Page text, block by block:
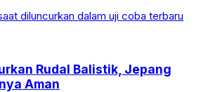
Rudal Balistik, Jepang
Aman